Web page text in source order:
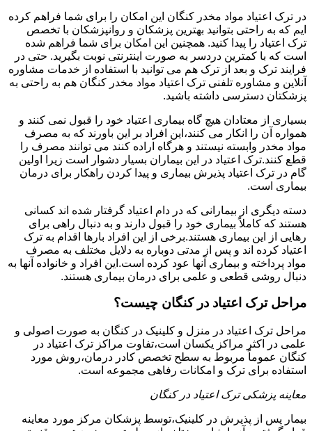
در ترک اعتیاد مواد مخدر کنگان این امکان را برای شما فراهم کرده
ایم که به راحتی بتوانید بهترین پزشکان و روانپزشکان با تخصص
ترک اعتیاد را پیدا کنید. همچنین این امکان برای شما فراهم شده
است که با کمترین دردسر به صورت اینترنتی نوبت بگیرید. حتی در
فرایند ترک و بعد از ترک هم می توانید با استفاده از خدمات مشاوره
آنلاین و مشاوره تلفنی ترک اعتیاد مواد مخدر کنگان هم به راحتی به
پزشکتان دسترسی داشته باشید.
بسیاری از معتادان هیچ گاه بیماری اعتیاد خود را قبول نمی کنند و
همواره آن را انکار می کنند،این افراد بر این باورند که به مصرف
مواد مخدر وابسته نیستند و هرگاه اراده کنند می توانند مصرف را
قطع کنند.ترک اعتیاد در این بیماران بسیار دشوار است زیرا اولین
گام در ترک اعتیاد پذیرش بیماری و پیدا کردن راهکار برای درمان
بیماری است.
دسته دیگری از بیمارانی که در دام اعتیاد گرفتار شده اند کسانی
هستند که کاملاً بیماری خود را قبول دارند و به دنبال راهی برای
رهایی از این بیماری هستند.برخی از این افراد بارها اقدام به ترک
اعتیاد کرده اند و پس از مدتی دوباره به دلایل مختلف به مصرف
مواد پرداخته و بیماری آنها عود کرده است.این افراد و خانواده آنها به
دنبال روشی قطعی و علمی برای درمان بیماری هستند.
مراحل ترک اعتیاد در کنگان چیست؟
مراحل ترک اعتیاد در منزل و کلینیک در کنگان به صورت اصولی و
علمی در اکثر مراکز یکسان است،تفاوت مراکز ترک اعتیاد در
کنگان عموماً مربوط به سطح تخصص کادر درمان،روش مورد
استفاده برای ترک و امکانات رفاهی مجموعه است.
معاینه پزشکی ترک اعتیاد در کنگان
بیمار پس از پذیرش در کلینیک،توسط پزشکان مرکز مورد معاینه